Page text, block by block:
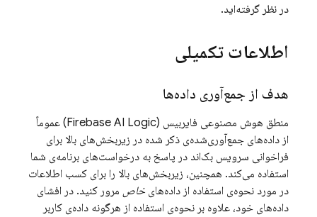
در نظر گرفته‌اید.
اطلاعات تکمیلی
هدف از جمع‌آوری داده‌ها
منطق هوش مصنوعی فایربیس (Firebase AI Logic)
عموماً
از داده‌های جمع‌آوری‌شده‌ی ذکر شده در زیربخش‌های بالا برای
فراخوانی سرویس بک‌اند در پاسخ به درخواست‌های برنامه‌ی شما
استفاده می‌کند. همچنین، زیربخش‌های بالا را برای کسب اطلاعات
در مورد نحوه‌ی استفاده از داده‌های خاص مرور کنید. در افشای
داده‌های خود، علاوه بر نحوه‌ی استفاده از هرگونه داده‌ی کاربر